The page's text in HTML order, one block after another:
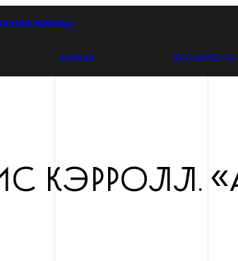
моя жизнь»
АФИША АБОНЕМЕНТЫ
КЭРРОЛЛ.